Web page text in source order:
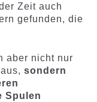
Zeit auch
gefunden, die
aber nicht nur
sondern
Spulen